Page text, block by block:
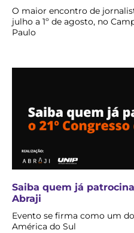
O maior encontro de
julho a 1º de agosto, no
Paulo
Saiba quem já patrocina
Abraji
Evento se firma como um
América do Sul